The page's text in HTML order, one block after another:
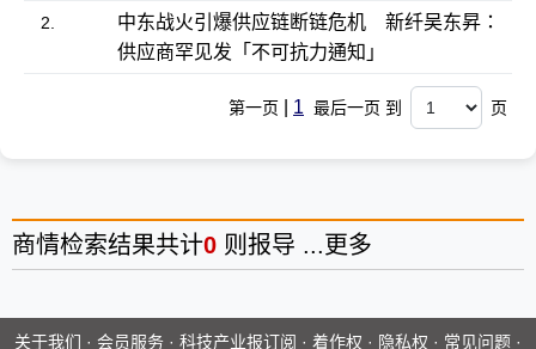
2.
中东战火引爆供应链断链危机 新纤吴东昇：
供应商罕见发「不可抗力通知」
第一页 1 最后一页 到 页
商情检索结果共计0 则报导 ... 更多
关于我们 · 会员服务 · 科技产业报订阅 · 着作权 · 隐私权 · 常见问题 ·